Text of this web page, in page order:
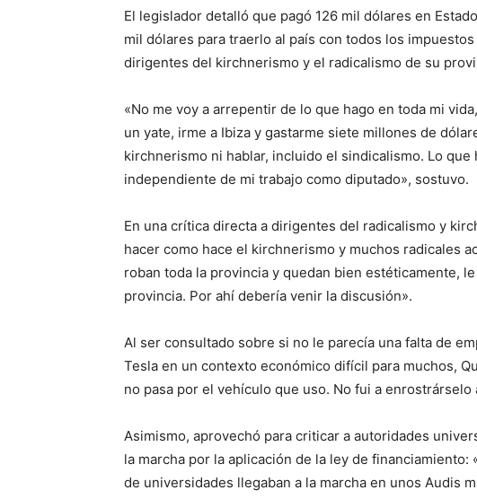
El legislador detalló que pagó 126 mil dólares en
mil dólares para traerlo al país con todos los
dirigentes del kirchnerismo y el radicalismo de su
«No me voy a arrepentir de lo que hago en toda mi
un yate, irme a Ibiza y gastarme siete millones de
kirchnerismo ni hablar, incluido el sindicalismo. Lo
independiente de mi trabajo como diputado», sostuvo.
En una crítica directa a dirigentes del radicalismo y
hacer como hace el kirchnerismo y muchos radicales
roban toda la provincia y quedan bien estéticamente,
provincia. Por ahí debería venir la discusión».
Al ser consultado sobre si no le parecía una falta de
Tesla en un contexto económico difícil para muchos,
no pasa por el vehículo que uso. No fui a enrostrárselo
Asimismo, aprovechó para criticar a autoridades
la marcha por la aplicación de la ley de
de universidades llegaban a la marcha en unos Audis